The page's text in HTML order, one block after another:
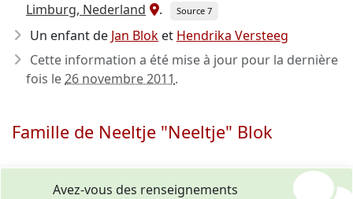
Limburg, Nederland
. Source 7
Un enfant de Jan Blok et Hendrika Versteeg
Cette information a été mise à jour pour la dernière
fois le26 novembre 2011.
Famille de Neeltje "Neeltje" Blok
Avez-vous des renseignements